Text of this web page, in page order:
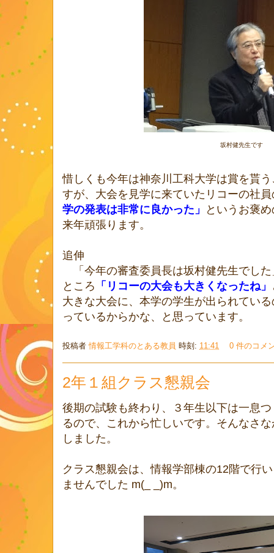
坂村健先生です
惜しくも今年は神奈川工科大学は賞を貰
すが、大会を見学に来ていたリコーの社
学の発表は非常に良かった」
というお褒
来年頑張ります。
追伸
「今年の審査委員長は坂村健先生でし
ところ 「リコーの大会も大きくなったね」
大きな大会に、本学の学生が出られてい
っているからかな、と思っています。
投稿者情報工学科のとある教員 時刻: 11:41 0 件のコメ
2年１組クラス懇親会
後期の試験も終わり、３年生以下は一息
るので、これから忙しいです。そんなさ
しました。
クラス懇親会は、情報学部棟の12階で行
ませんでした m(_ _)m。